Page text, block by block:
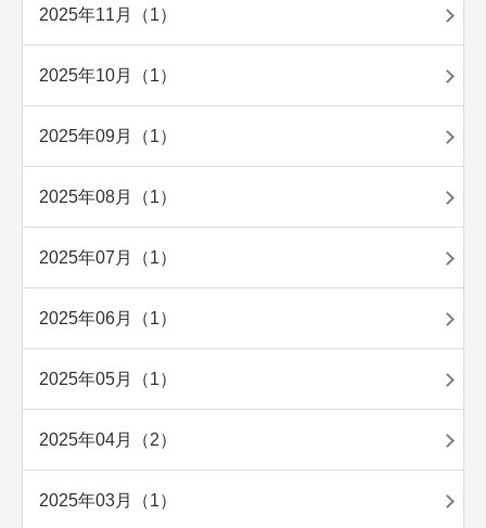
2025年11月（1）
2025年10月（1）
2025年09月（1）
2025年08月（1）
2025年07月（1）
2025年06月（1）
2025年05月（1）
2025年04月（2）
2025年03月（1）